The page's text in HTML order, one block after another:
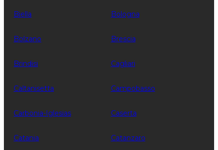
Biella Bologna
Bolzano Brescia
Brindisi Cagliari
Caltanisetta Campobasso
Carbonia-Iglesias Caserta
Catania Catanzaro